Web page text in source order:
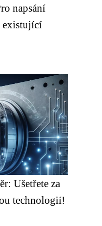
napsání
Ušetřete za
technologií!